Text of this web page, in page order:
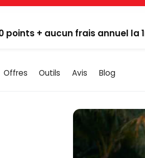
points + aucun frais annuel la
Offres Outils Avis Blog